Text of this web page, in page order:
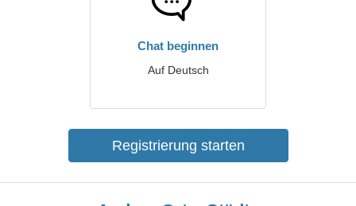
Chat beginnen
Auf Deutsch
Registrierung starten